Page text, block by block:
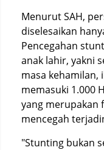
Menurut SAH,
diselesaikan
Pencegahan
anak lahir, yakni
masa kehamilan,
memasuki 1.000
yang merupakan
mencegah
"Stunting bukan